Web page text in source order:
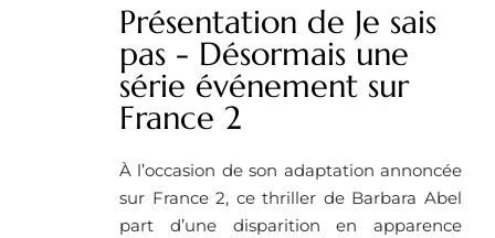
Présentation de Je sais
pas - Désormais une
série événement sur
France 2
À l’occasion de son adaptation annoncée
sur France 2, ce thriller de Barbara Abel
part d’une disparition en apparence